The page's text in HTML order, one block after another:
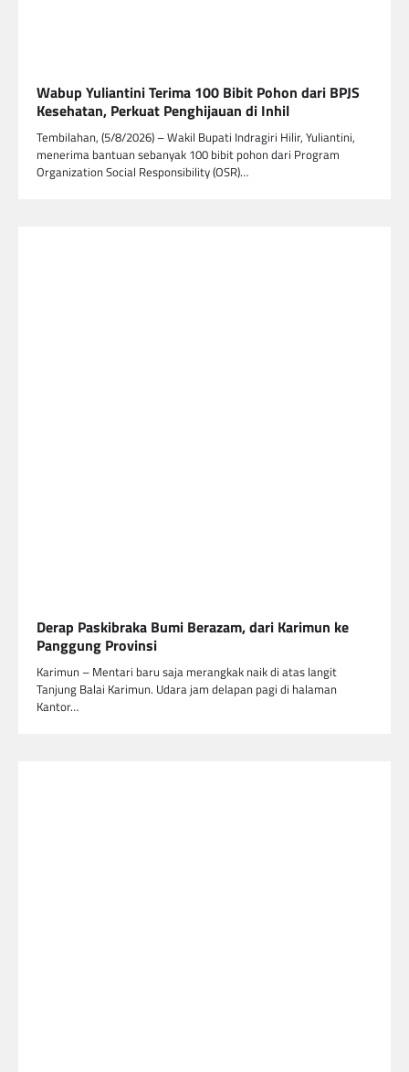
Wabup Yuliantini Terima 100 Bibit Pohon dari BPJS
Kesehatan, Perkuat Penghijauan di Inhil
Tembilahan, (5/8/2026) – Wakil Bupati Indragiri Hilir, Yuliantini,
menerima bantuan sebanyak 100 bibit pohon dari Program
Organization Social Responsibility (OSR)…
Derap Paskibraka Bumi Berazam, dari Karimun ke
Panggung Provinsi
Karimun – Mentari baru saja merangkak naik di atas langit
Tanjung Balai Karimun. Udara jam delapan pagi di halaman
Kantor…